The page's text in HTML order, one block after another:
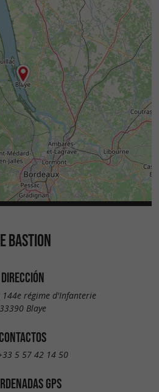
BASTION
DIRECCIÓN
144e régime d'Infanterie
33390 Blaye
CONTACTOS
5 57 42 14 50
GPS